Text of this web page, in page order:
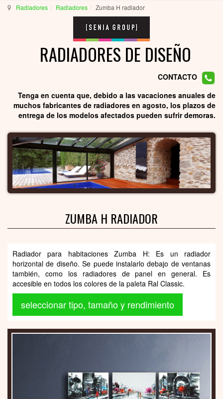
Radiadores Radiadores Zumba H radiador
RADIADORES DE DISEÑO
CONTACTO
Tenga en cuenta que, debido a las vacaciones anuales de
muchos fabricantes de radiadores en agosto, los plazos de
entrega de los modelos afectados pueden sufrir demoras.
ZUMBA H RADIADOR
Radiador para habitaciones Zumba H: Es un radiador
horizontal de diseño. Se puede instalarlo debajo de ventanas
también, como los radiadores de panel en general. Es
accesible en todos los colores de la paleta Ral Classic.
seleccionar tipo, tamaño y rendimiento